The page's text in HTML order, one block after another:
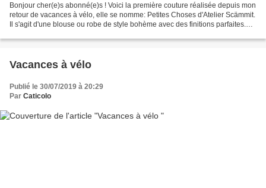
Bonjour cher(e)s abonné(e)s ! Voici la première couture réalisée depuis mon
retour de vacances à vélo, elle se nomme: Petites Choses d'Atelier Scämmit.
Il s'agit d'une blouse ou robe de style bohème avec des finitions parfaites.
Vacances à vélo
Publié le 30/07/2019 à 20:29
Par Caticolo